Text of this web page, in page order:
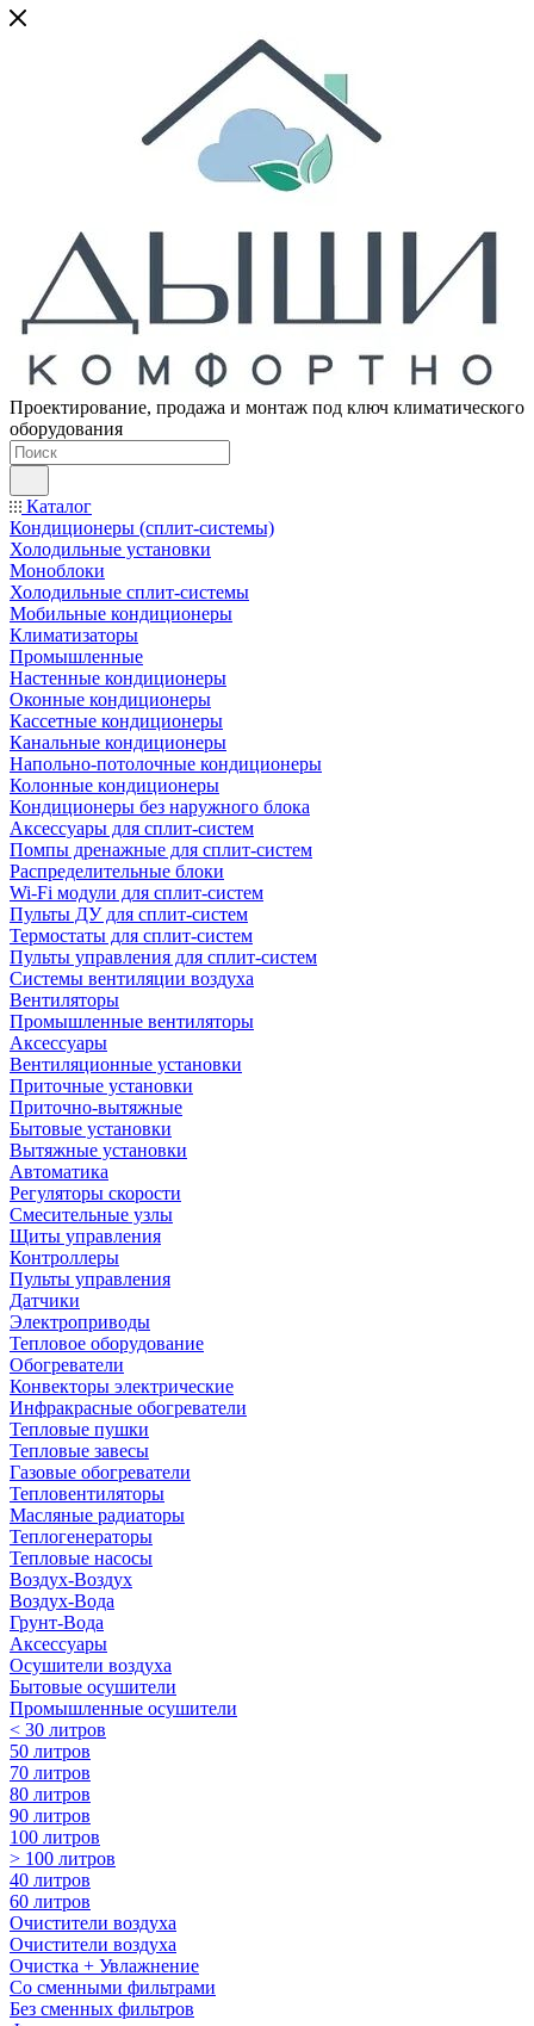
Проектирование, продажа и монтаж под ключ климатического
оборудования
Каталог
Кондиционеры (сплит-системы)
Холодильные установки
Моноблоки
Холодильные сплит-системы
Мобильные кондиционеры
Климатизаторы
Промышленные
Настенные кондиционеры
Оконные кондиционеры
Кассетные кондиционеры
Канальные кондиционеры
Напольно-потолочные кондиционеры
Колонные кондиционеры
Кондиционеры без наружного блока
Аксессуары для сплит-систем
Помпы дренажные для сплит-систем
Распределительные блоки
Wi-Fi модули для сплит-систем
Пульты ДУ для сплит-систем
Термостаты для сплит-систем
Пульты управления для сплит-систем
Системы вентиляции воздуха
Вентиляторы
Промышленные вентиляторы
Аксессуары
Вентиляционные установки
Приточные установки
Приточно-вытяжные
Бытовые установки
Вытяжные установки
Автоматика
Регуляторы скорости
Смесительные узлы
Щиты управления
Контроллеры
Пульты управления
Датчики
Электроприводы
Тепловое оборудование
Обогреватели
Конвекторы электрические
Инфракрасные обогреватели
Тепловые пушки
Тепловые завесы
Газовые обогреватели
Тепловентиляторы
Масляные радиаторы
Теплогенераторы
Тепловые насосы
Воздух-Воздух
Воздух-Вода
Грунт-Вода
Аксессуары
Осушители воздуха
Бытовые осушители
Промышленные осушители
< 30 литров
50 литров
70 литров
80 литров
90 литров
100 литров
> 100 литров
40 литров
60 литров
Очистители воздуха
Очистители воздуха
Очистка + Увлажнение
Cо сменными фильтрами
Без сменных фильтров